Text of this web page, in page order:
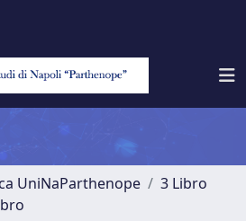
UniNaParthenope
3 Libro